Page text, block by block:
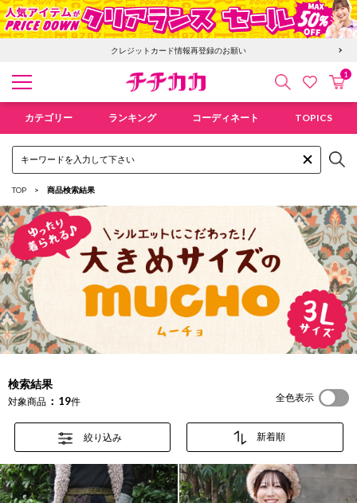
6,400円以上で送料無料！新規会員登録で300pt贈呈！
検索 お気にカ
1
カテゴリー ランキング コーディネート TOPICS
TOP 商品検索結果
検索結果
対象商品 19件 全色表示
絞り込み